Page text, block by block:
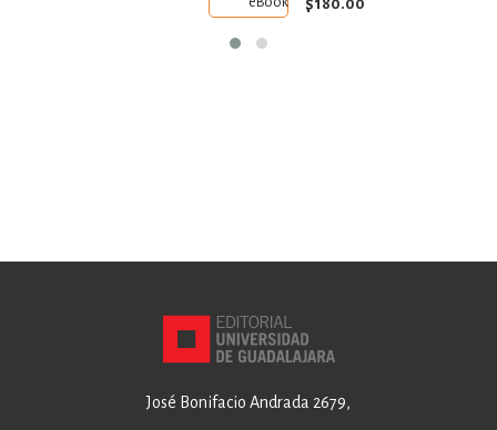
certamen)
de
José Bonifacio Andrada 2679,